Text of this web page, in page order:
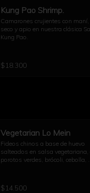
Kung Pao Shrimp.
Camarones crujientes con
seco y apio en nuestra clásica
Kung Pao.
$18.300
Vegetarian Lo Mein
Fideos chinos a base de huevo
salteados en salsa vegetariana,
porotos verdes, brócoli, cebolla,
sésamo.
$14.500